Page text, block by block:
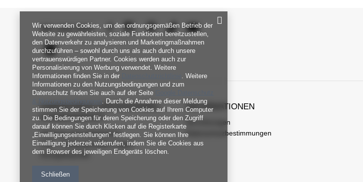
SEI UNS NAH
FABRIKPREIS-GROSSHANDEL-K
UNDENDIENST
Zahlung und Lieferkosten
FAQ - Häufig gestellte Fragen
Rückgabepolitik
INFORMATIONEN
Verordnungen
Datenschutzbestimmungen
Wir verwenden Cookies, um den ordnungsgemäßen Betrieb der
Website zu gewährleisten, soziale Funktionen bereitzustellen,
den Datenverkehr zu analysieren und Marketingmaßnahmen
durchzuführen – sowohl durch uns als auch durch unsere
vertrauenswürdigen Partner. Cookies werden auch zur
Personalisierung von Werbung verwendet. Weitere
Informationen finden Sie in der
. Weitere
Informationen zu den Nutzungsbedingungen und zum
Datenschutz finden Sie auch auf der Seite
& Nutzungsbedingungen . Durch die Annahme dieser Meldung
stimmen Sie der Speicherung von Cookies auf Ihrem Computer
zu. Die Bedingungen für deren Speicherung oder den Zugriff
darauf können Sie durch Klicken auf die Registerkarte
„Einwilligungseinstellungen" festlegen. Sie können Ihre
Einwilligung jederzeit widerrufen, indem Sie die Cookies aus
dem Browser des jeweiligen Endgeräts löschen.
Schließen